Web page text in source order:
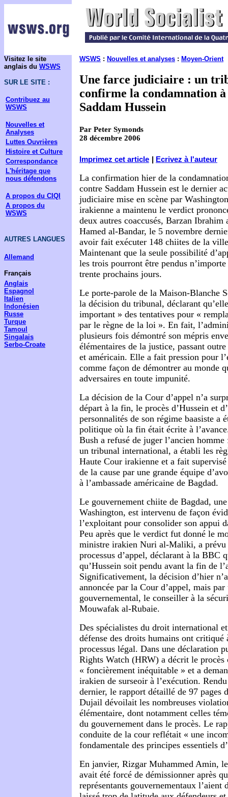
Visitez le site
anglais du WSWS
SUR LE SITE :
Contribuez au
WSWS
Nouvelles et
Analyses
Luttes Ouvrières
Histoire et Culture
Correspondance
L'héritage que
nous défendons
A propos du CIQI
A propos du
WSWS
AUTRES LANGUES
Allemand
Français
Anglais
Espagnol
Italien
Indonésien
Russe
Turque
Tamoul
Singalais
Serbo-Croate
WSWS : Nouvelles et analyses : Moyen-Orient
Une farce judiciaire : un
confirme la condamnation
Saddam Hussein
Par Peter Symonds
28 décembre 2006
Imprimez cet article Ecrivez à l'auteur
La confirmation hier de la
contre Saddam Hussein est le dernier
judiciaire mise en scène par
irakienne a maintenu le verdict
deux autres coaccusés, Barzan Ibrahim
Hamed al-Bandar, le 5 novembre
avoir fait exécuter 148 chiites de la
Maintenant que la seule possibilité
les trois pourront être pendus
trente prochains jours.
Le porte-parole de la Maison-Blanche
la décision du tribunal, déclarant
important » des tentatives pour «
par le règne de la loi ». En fait,
plusieurs fois démontré son mépris
élémentaires de la justice, passant
et américain. Elle a fait pression pour
comme façon de démontrer au monde
adversaires en toute impunité.
La décision de la Cour d’appel n’a
départ à la fin, le procès d’Hussein et
personnalités de son régime baasiste a
politique où la fin était écrite à
Bush a refusé de juger l’ancien
un tribunal international, a établi les
Haute Cour irakienne et a fait supervisé
de la cause par une grande équipe
à l’ambassade américaine de Bagdad.
Le gouvernement chiite de Bagdad,
Washington, est intervenu de façon
l’exploitant pour consolider son appui
Peu après que le verdict fut donné le
ministre irakien Nuri al-Maliki, a prévu
processus d’appel, déclarant à la BBC
qu’Hussein soit pendu avant la fin de
Significativement, la décision d’hier
annoncée par la Cour d’appel, mais
gouvernemental, le conseiller à la
Mouwafak al-Rubaie.
Des spécialistes du droit international
défense des droits humains ont critiqué
processus légal. Dans une déclaration
Rights Watch (HRW) a décrit le procès
« foncièrement inéquitable » et a
irakien de surseoir à l’exécution.
dernier, le rapport détaillé de 97 pages
Dujail dévoilait les nombreuses
élémentaire, dont notamment celles
du gouvernement dans le procès. Le
conduite de la cour reflétait « une
fondamentale des principes essentiels
En janvier, Rizgar Muhammed Amin,
avait été forcé de démissionner après
représentants gouvernementaux l’aient